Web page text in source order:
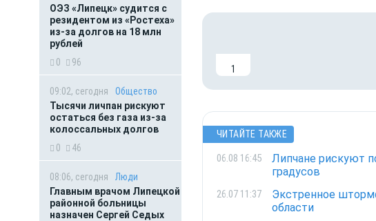
ОЭЗ «Липецк» судится с
резидентом из «Ростеха»
из-за долгов на 18 млн
рублей
0
96
09:02, сегодня
Общество
Тысячи личпан рискуют
остаться без газа из-за
колоссальных долгов
0
46
08:06, сегодня
Люди
Главным врачом Липецкой
районной больницы
назначен Сергей Седых
1
ЧИТАЙТЕ ТАКЖЕ
06.08 16:45
Липчане рискуют
градусов
26.07 11:37
Экстренное
области